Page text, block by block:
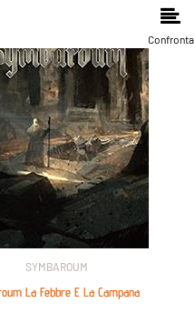
Confronta
SYMBAROUM
La Febbre E La Campana